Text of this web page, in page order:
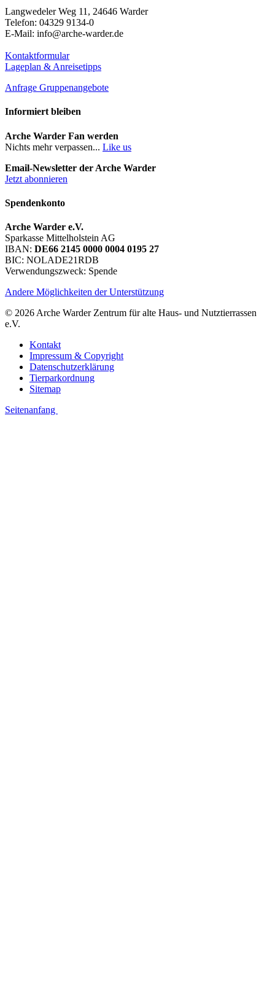
Langwedeler Weg 11, 24646 Warder
Telefon: 04329 9134-0
E-Mail: info@arche-warder.de
Kontaktformular
Lageplan & Anreisetipps
Anfrage Gruppenangebote
Informiert bleiben
Arche Warder Fan werden
Nichts mehr verpassen... Like us
Email-Newsletter der Arche Warder
Jetzt abonnieren
Spendenkonto
Arche Warder e.V.
Sparkasse Mittelholstein AG
IBAN: DE66 2145 0000 0004 0195 27
BIC: NOLADE21RDB
Verwendungszweck: Spende
Andere Möglichkeiten der Unterstützung
© 2026 Arche Warder Zentrum für alte Haus- und Nutztierrassen
e.V.
Kontakt
Impressum & Copyright
Datenschutzerklärung
Tierparkordnung
Sitemap
Seitenanfang